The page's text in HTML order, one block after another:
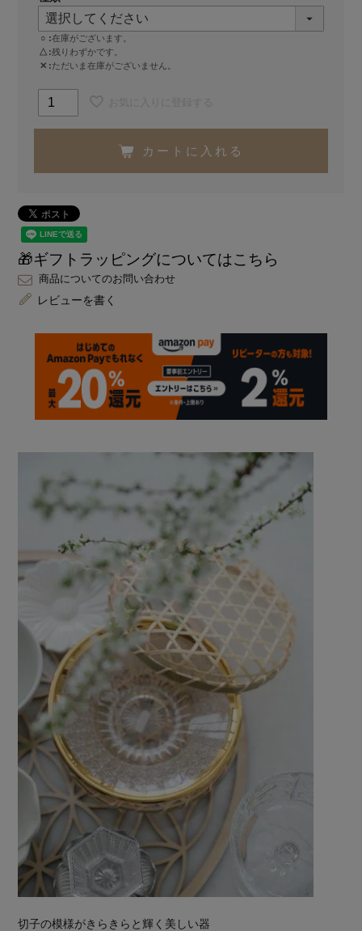
○
在庫がございます。
△ 残りわずかです。
✕
ただいま在庫がございません。
カートに入れる
🎁ギフトラッピングについてはこちら
商品についてのお問い合わせ
レビューを書く
切子の模様がきらきらと輝く美しい器